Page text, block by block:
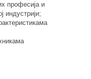
професија и
индустрији;